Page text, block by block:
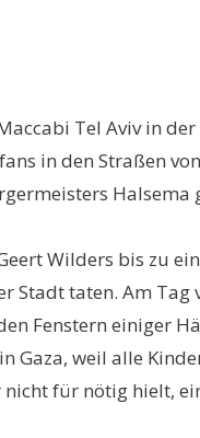
Tel Aviv in
in den Straßen
Wilders bis zu
taten. Am
Fenstern einiger
weil alle
nicht für nötig hielt,